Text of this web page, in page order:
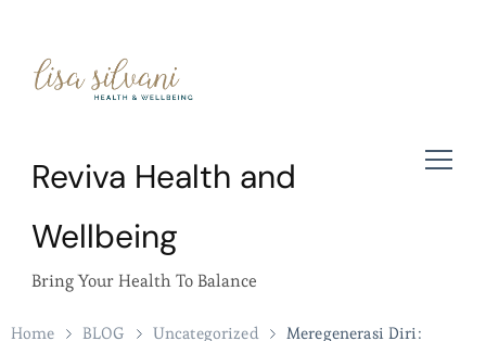
Reviva Health and
Wellbeing
Bring Your Health To Balance
Home BLOG Uncategorized
Meregenerasi Diri: